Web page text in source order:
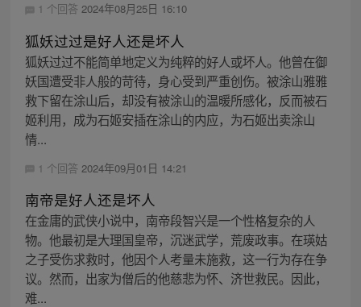
1 个回答 2024年08月25日 16:10
狐妖过过是好人还是坏人
狐妖过过不能简单地定义为纯粹的好人或坏人。他曾在御
妖国遭受非人般的苛待，身心受到严重创伤。被涂山雅雅
救下留在涂山后，却没有被涂山的温暖所感化，反而被石
姬利用，成为石姬安插在涂山的内应，为石姬出卖涂山
情...
1 个回答 2024年09月01日 14:21
南帝是好人还是坏人
在金庸的武侠小说中，南帝段智兴是一个性格复杂的人
物。他最初是大理国皇帝，沉迷武学，荒废政事。在瑛姑
之子受伤求救时，他因个人考量未施救，这一行为存在争
议。然而，出家为僧后的他慈悲为怀、济世救民。因此，
难...